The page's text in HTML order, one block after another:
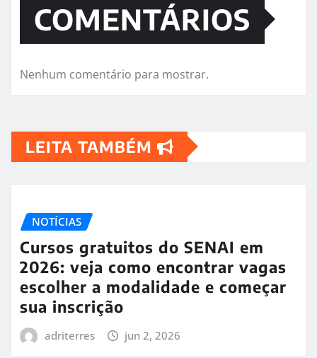
COMENTÁRIOS
Nenhum comentário para mostrar.
LEITA TAMBÉM
NOTÍCIAS
Cursos gratuitos do SENAI em
2026: veja como encontrar vagas
escolher a modalidade e começar
sua inscrição
adriterres jun 2, 2026